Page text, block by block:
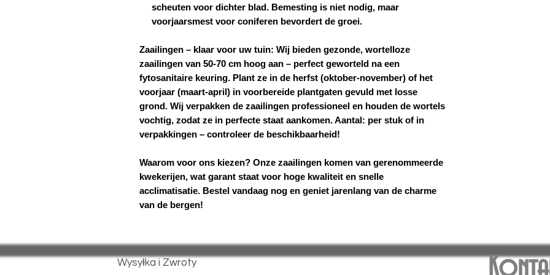
scheuten voor dichter blad. Bemesting is niet nodig, maar
voorjaarsmest voor coniferen bevordert de groei.
Zaailingen – klaar voor uw tuin: Wij bieden gezonde, wortelloze
zaailingen van 50-70 cm hoog aan – perfect geworteld na een
fytosanitaire keuring. Plant ze in de herfst (oktober-november) of het
voorjaar (maart-april) in voorbereide plantgaten gevuld met losse
grond. Wij verpakken de zaailingen professioneel en houden de wortels
vochtig, zodat ze in perfecte staat aankomen. Aantal: per stuk of in
verpakkingen – controleer de beschikbaarheid!
Waarom voor ons kiezen? Onze zaailingen komen van gerenommeerde
kwekerijen, wat garant staat voor hoge kwaliteit en snelle
acclimatisatie. Bestel vandaag nog en geniet jarenlang van de charme
van de bergen!
Wysyłka i Zwroty